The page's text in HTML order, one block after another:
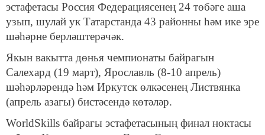
эстафетасы Россия Федерациясенең 24 төбәге аша
узып, шулай ук Татарстанда 43 районны һәм ике эре
шәһәрне берләштерәчәк.
Якын вакытта дөнья чемпионаты байрагын
Салехард (19 март), Ярославль (8-10 апрель)
шәһәрләрендә һәм Иркутск өлкәсенең Листвянка
(апрель азагы) бистәсендә көтәләр.
WorldSkills байрагы эстафетасының финал ноктасы